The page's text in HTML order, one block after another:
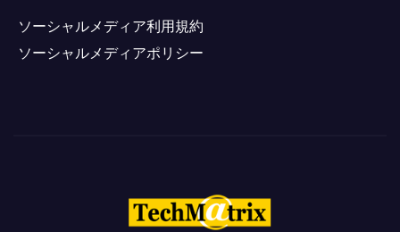
ソーシャルメディア利用規約
ソーシャルメディアポリシー